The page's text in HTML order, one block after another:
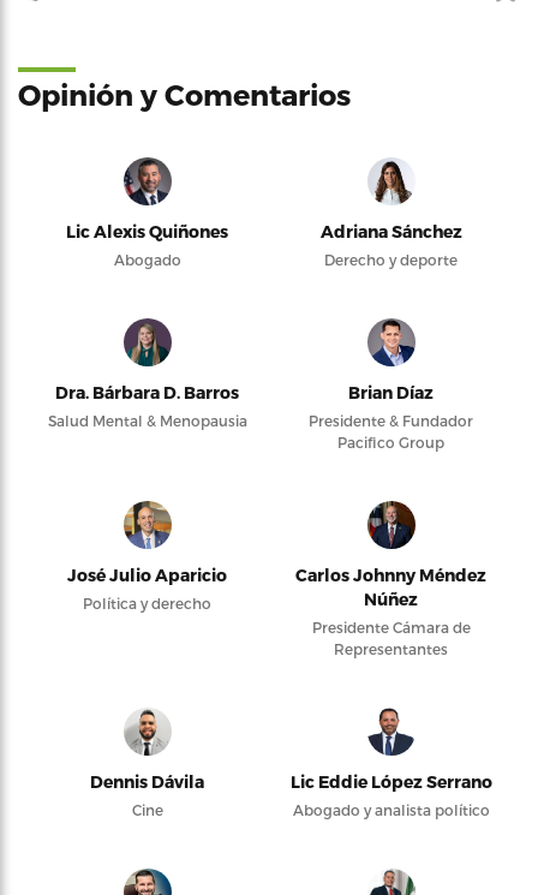
Opinión y Comentarios
Lic Alexis Quiñones
Abogado
Adriana Sánchez
Derecho y deporte
Dra. Bárbara D. Barros
Salud Mental & Menopausia
Brian Díaz
Presidente & Fundador
Pacifico Group
José Julio Aparicio
Política y derecho
Carlos Johnny Méndez
Núñez
Presidente Cámara de
Representantes
Dennis Dávila
Cine
Lic Eddie López Serrano
Abogado y analista político